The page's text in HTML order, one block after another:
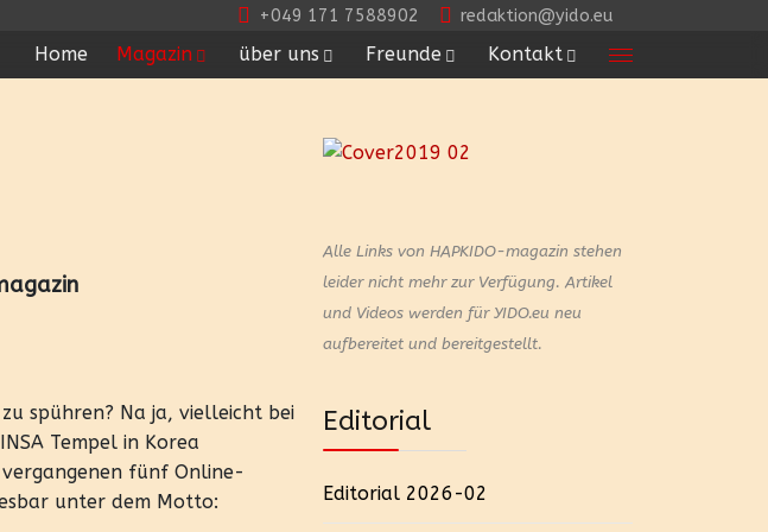
+049 171 7588902 redaktion@yido.eu
Home Magazin über uns Freunde Kontakt
spühren? Na ja, vielleicht bei
Tempel in Korea
fünf Online-
unter dem Motto:
Alle Links von HAPKIDO-magazin stehen
leider nicht mehr zur Verfügung. Artikel
und Videos werden für YIDO.eu neu
aufbereitet und bereitgestellt.
Editorial
Editorial 2026-02